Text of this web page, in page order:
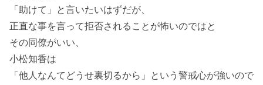
「助けて」と言いたいはずだが、
正直な事を言って拒否されることが怖いのではと
その同僚がいい、
小松知香は
「他人なんてどうせ裏切るから」という警戒心が強いので